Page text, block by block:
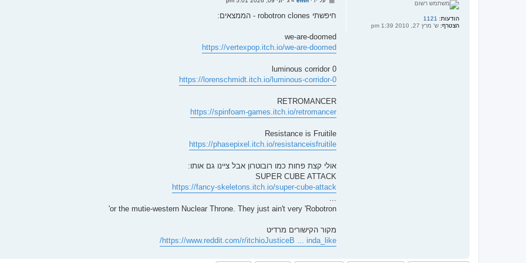
הודעות: 1121
הצטרף: ש' מרץ 27, 2010 1:39 pm
י
חיפשתי robotron clones - הממצאים:
we-are-doomed
https://vertexpop.itch.io/we-are-doomed
luminous corridor 0
https://lorenschmidt.itch.io/luminous-corridor-0
RETROMANCER
https://spinfoam-games.itch.io/retromancer
Resistance is Fruitile
https://phasepixel.itch.io/resistanceisfruitile
אולי קצת פחות כמו רובוטרון אבל ציינו גם אותו:
SUPER CUBE ATTACK
https://fancy-skeletons.itch.io/super-cube-attack
...
or the mutie-western Nuclear Throne. They just ain't very 'Robotron'
מקור הקישורים מרדיט
https://www.reddit.com/r/itchioJusticeB ... inda_like/